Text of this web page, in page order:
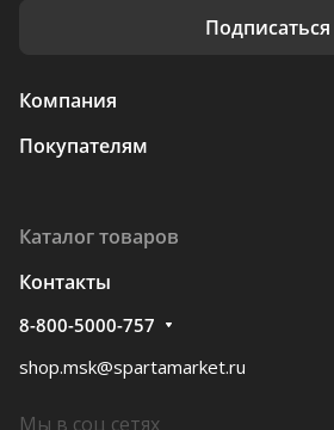
Подписаться
Компания
Покупателям
Каталог товаров
Контакты
8-800-5000-757
shop.msk@spartamarket.ru
Мы в соц сетях